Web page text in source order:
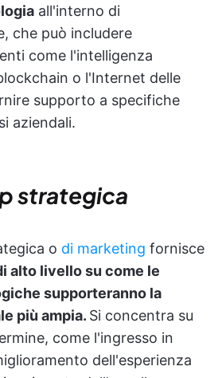
all'interno di
che può includere
come l'intelligenza
o l'Internet delle
supporto a specifiche
aziendali.
strategica
o di marketing fornisce
alto livello su come le
supporteranno la
più ampia. Si concentra su
come l'ingresso in
dell'esperienza